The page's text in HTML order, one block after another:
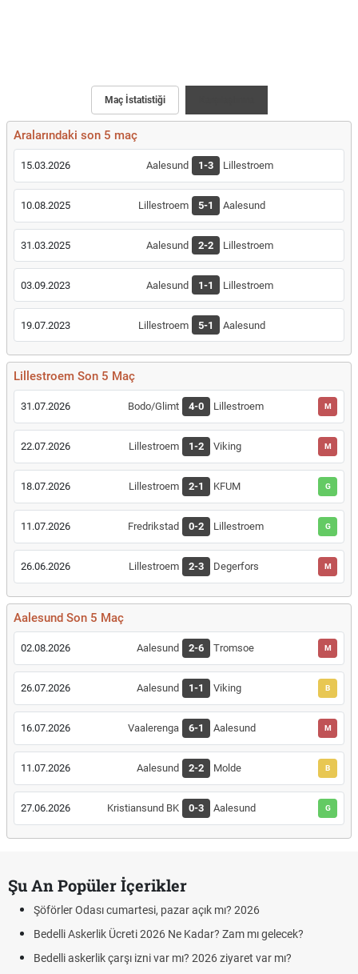
Maç İstatistiği
Aralarındaki son 5 maç
15.03.2026 Aalesund 1-3 Lillestroem
10.08.2025 Lillestroem 5-1 Aalesund
31.03.2025 Aalesund 2-2 Lillestroem
03.09.2023 Aalesund 1-1 Lillestroem
19.07.2023 Lillestroem 5-1 Aalesund
Lillestroem Son 5 Maç
31.07.2026 Bodo/Glimt 4-0 Lillestroem M
22.07.2026 Lillestroem 1-2 Viking M
18.07.2026 Lillestroem 2-1 KFUM G
11.07.2026 Fredrikstad 0-2 Lillestroem G
26.06.2026 Lillestroem 2-3 Degerfors M
Aalesund Son 5 Maç
02.08.2026 Aalesund 2-6 Tromsoe M
26.07.2026 Aalesund 1-1 Viking B
16.07.2026 Vaalerenga 6-1 Aalesund M
11.07.2026 Aalesund 2-2 Molde B
27.06.2026 Kristiansund BK 0-3 Aalesund G
Şu An Popüler İçerikler
Şöförler Odası cumartesi, pazar açık mı? 2026
Bedelli Askerlik Ücreti 2026 Ne Kadar? Zam mı gelecek?
Bedelli askerlik çarşı izni var mı? 2026 ziyaret var mı?